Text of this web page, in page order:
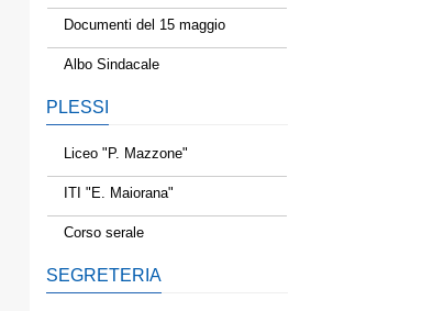
Documenti del 15 maggio
Albo Sindacale
PLESSI
Liceo "P. Mazzone"
ITI "E. Maiorana"
Corso serale
SEGRETERIA